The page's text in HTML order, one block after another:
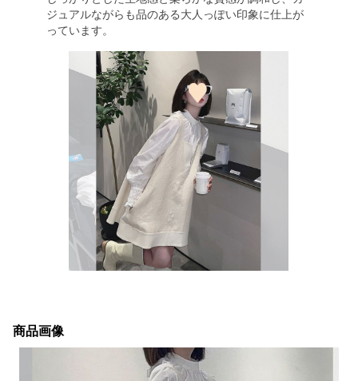
ジュアルながらも品のある大人っぽい印象に仕上が
っています。
商品画像